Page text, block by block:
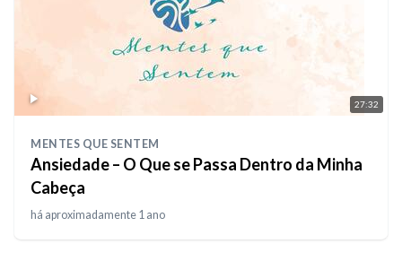
27:32
MENTES QUE SENTEM
Ansiedade – O Que se Passa Dentro da Minha
Cabeça
há aproximadamente 1 ano